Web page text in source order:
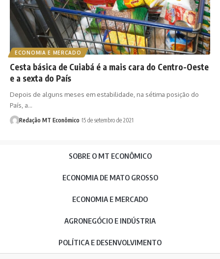
ECONOMIA E MERCADO
Cesta básica de Cuiabá é a mais cara do Centro-Oeste
e a sexta do País
Depois de alguns meses em estabilidade, na sétima posição do
País, a…
Redação MT Econômico 15 de setembro de 2021
SOBRE O MT ECONÔMICO
ECONOMIA DE MATO GROSSO
ECONOMIA E MERCADO
AGRONEGÓCIO E INDÚSTRIA
POLÍTICA E DESENVOLVIMENTO